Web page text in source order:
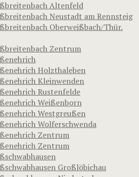
Altenfeld
Neustadt am Rennsteig
Oberweißbach/Thür.
Zentrum
Holzthaleben
Kleinwenden
Rustenfelde
Weißenborn
Westgreußen
Wolferschwenda
Zentrum
Zentrum
Großlöbichau